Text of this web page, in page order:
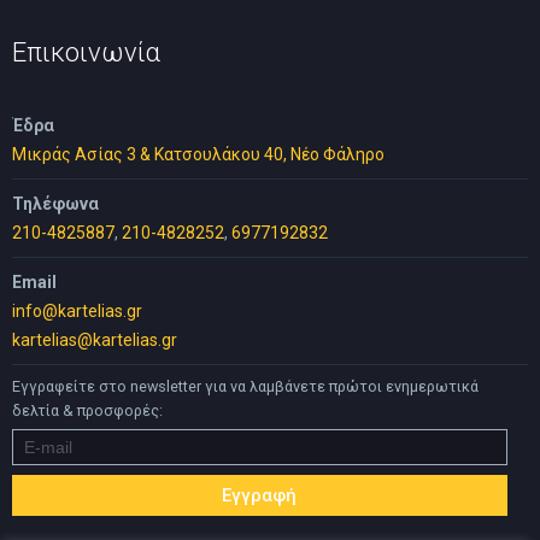
Επικοινωνία
Έδρα
Μικράς Ασίας 3 & Κατσουλάκου 40, Νέο Φάληρο
Τηλέφωνα
210-4825887, 210-4828252, 6977192832
Email
info@kartelias.gr
kartelias@kartelias.gr
Εγγραφείτε στο newsletter για να λαμβάνετε πρώτοι ενημερωτικά
δελτία & προσφορές: